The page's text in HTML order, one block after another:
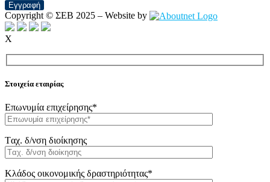
Εγγραφή
Copyright © ΣΕΒ 2025 – Website by
X
Στοιχεία εταιρίας
Επωνυμία επιχείρησης*
Tαχ. δ/νση διοίκησης
Κλάδος οικονομικής δραστηριότητας*